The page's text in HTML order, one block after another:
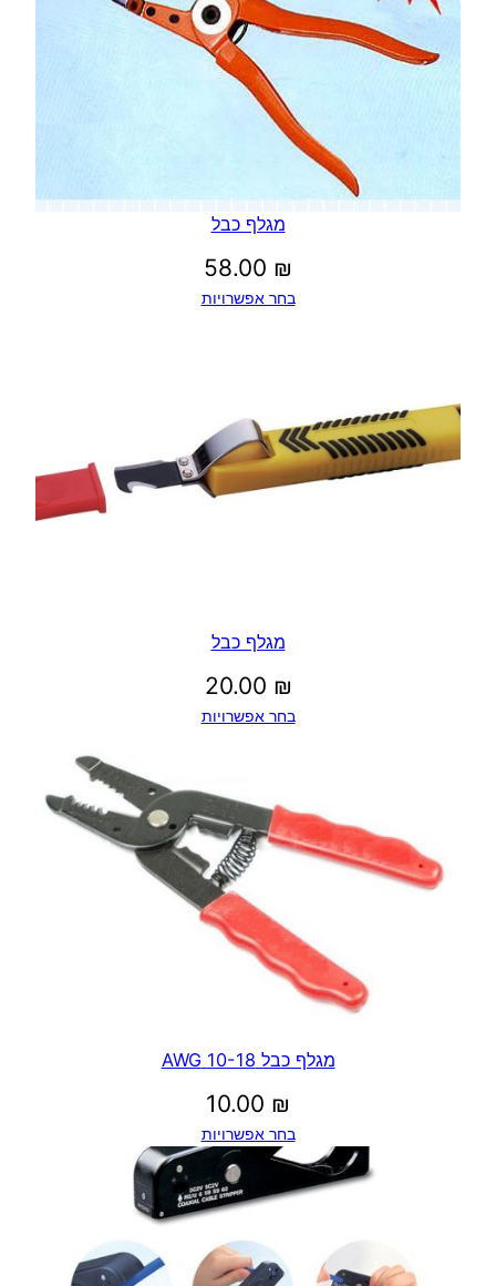
מגלף כבל
58.00 ₪
בחר אפשרויות
מגלף כבל
20.00 ₪
בחר אפשרויות
מגלף כבל 10-18 AWG
10.00 ₪
בחר אפשרויות